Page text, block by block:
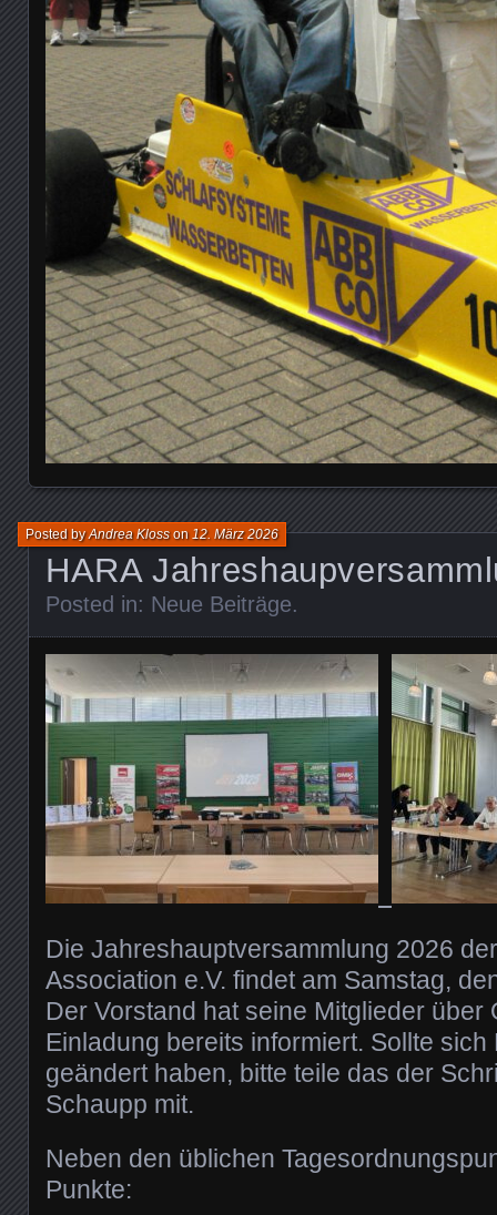
HARA
Posted byAndrea Klosson12. März 2026
Posted in: Neue Beiträge.
Die Jahreshauptversammlung 2026
Association e.V. findet am Samstag,
Der Vorstand hat seine Mitglieder über
Einladung bereits informiert. Sollte sich
geändert haben, bitte teile das der
Schaupp mit.
Neben den üblichen
Punkte: